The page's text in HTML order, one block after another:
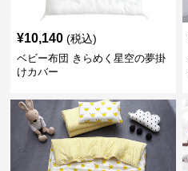
¥10,140 (税込)
ベビー布団 きらめく星空の夢掛
けカバー